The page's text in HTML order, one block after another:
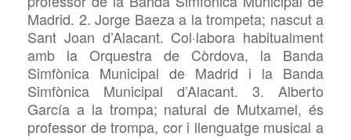
Madrid. 2. Jorge Baeza a la trompeta; nascut a
Sant Joan d’Alacant. Col·labora habitualment
amb la Orquestra de Còrdova, la Banda
Simfònica Municipal de Madrid i la Banda
Simfònica Municipal d’Alacant. 3. Alberto
García a la trompa; natural de Mutxamel, és
professor de trompa, cor i llenguatge musical a